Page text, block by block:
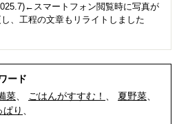
スマートフォン閲覧時に写真が
、工程の文章もリライトしました
ード
菜 ごはんがすすむ！
夏野菜
ぱり